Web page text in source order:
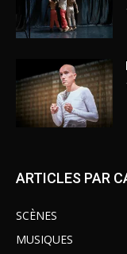
ARTICLES PAR
SCÈNES
MUSIQUES